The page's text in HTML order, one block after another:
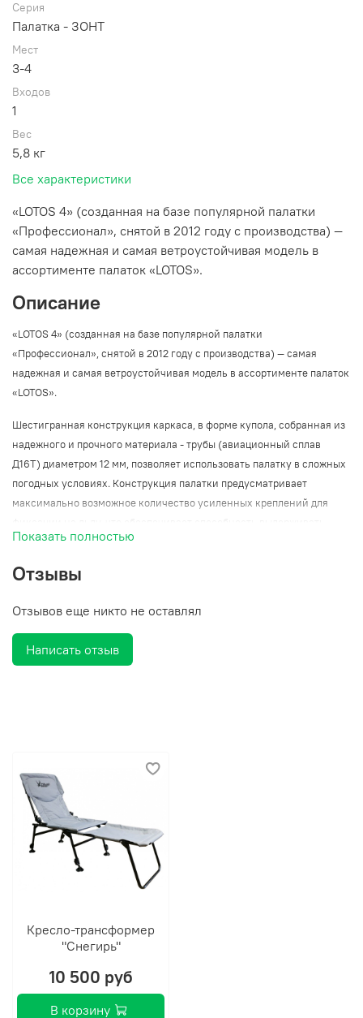
Серия
Палатка - ЗОНТ
Мест
3-4
Входов
1
Вес
5,8 кг
Все характеристики
«LOTOS 4» (созданная на базе популярной палатки
«Профессионал», снятой в 2012 году с производства) —
самая надежная и самая ветроустойчивая модель в
ассортименте палаток «LOTOS».
Описание
«LOTOS 4» (созданная на базе популярной палатки
«Профессионал», снятой в 2012 году с производства) — самая
надежная и самая ветроустойчивая модель в ассортименте палаток
«LOTOS».
Шестигранная конструкция каркаса, в форме купола, собранная из
надежного и прочного материала - трубы (авиационный сплав
Д16Т) диаметром 12 мм, позволяет использовать палатку в сложных
погодных условиях. Конструкция палатки предусматривает
максимально возможное количество усиленных креплений для
очень высокие ветровые нагрузки до 21 м/с.
Модель «LOTOS 4» имеет один из лучших, среди представленных на
запатентованный механизм зонтичного типа обеспечивает быстрое
и эффективное раскрытие и установку. Опытному пользователю
потребуется не более 15 секунд на раскрытие, и не более 30 секунд
юбками - внутренней (16см) и внешней (32см), что обеспечивает
пользователю хорошую защиту от ветра.
Для хорошей циркуляции воздуха предусмотрены два
вентиляционных клапана на утяжке, предотвращающих
образование конденсата. С внешней стороны клапана защищены от
попадания осадков регулируемыми козырьками. Изнутри палатка
снабжена карманами для вещей и удильников, а также навесной
В экстремальных погодных условиях и при сильных морозах,
позволяет значительно повысить теплоизоляцию и уменьшить
скапливающийся внутри палатки конденсат за счет свойства ткани
Показать полностью
Отзывы
Отзывов еще никто не оставлял
Написать отзыв
Кресло-трансформер
"Снегирь"
10 500 руб
В корзину